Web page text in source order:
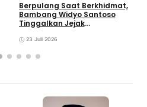
Berpulang Saat Berkhidmat,
Bambang Widyo Santoso
Tinggalkan Jejak
Muhammadiyah Babat
23 Juli 2026